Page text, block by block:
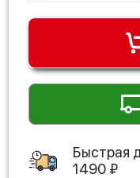
Быстрая
1490 ₽